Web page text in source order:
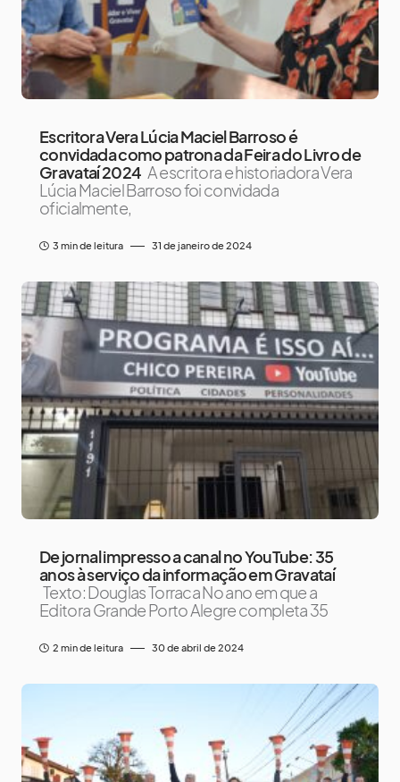
Escritora Vera Lúcia Maciel Barroso é
convidada como patrona da Feira do Livro de
Gravataí 2024 A escritora e historiadora Vera
Lúcia Maciel Barroso foi convidada
oficialmente,
3 min de leitura 31 de janeiro de 2024
De jornal impresso a canal no YouTube: 35
anos à serviço da informação em Gravataí
Texto: Douglas Torraca No ano em que a
Editora Grande Porto Alegre completa 35
2 min de leitura 30 de abril de 2024